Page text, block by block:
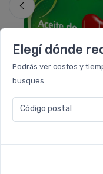
Elegí dónde
Podrás ver costos y
busques.
Código postal
Geonat Aceite De
Omega 3 Cápsulas